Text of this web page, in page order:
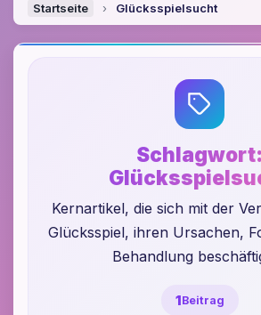
Startseite › Glücksspielsucht
Schlagwort:
Kernartikel, die sich mit der
Glücksspiel, ihren Ursachen,
Behandlung
1Beitrag